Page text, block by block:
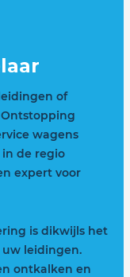
of
wagens
de regio
expert voor
is dikwijls het
leidingen.
ontkalken en